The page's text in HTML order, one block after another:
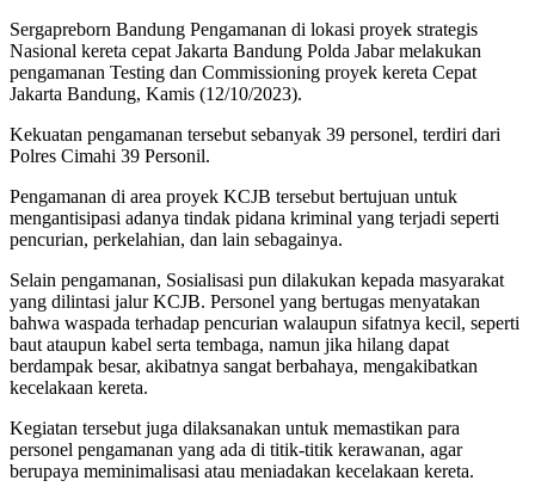
Sergapreborn Bandung Pengamanan di lokasi proyek strategis
Nasional kereta cepat Jakarta Bandung Polda Jabar melakukan
pengamanan Testing dan Commissioning proyek kereta Cepat
Jakarta Bandung, Kamis (12/10/2023).
Kekuatan pengamanan tersebut sebanyak 39 personel, terdiri dari
Polres Cimahi 39 Personil.
Pengamanan di area proyek KCJB tersebut bertujuan untuk
mengantisipasi adanya tindak pidana kriminal yang terjadi seperti
pencurian, perkelahian, dan lain sebagainya.
Selain pengamanan, Sosialisasi pun dilakukan kepada masyarakat
yang dilintasi jalur KCJB. Personel yang bertugas menyatakan
bahwa waspada terhadap pencurian walaupun sifatnya kecil, seperti
baut ataupun kabel serta tembaga, namun jika hilang dapat
berdampak besar, akibatnya sangat berbahaya, mengakibatkan
kecelakaan kereta.
Kegiatan tersebut juga dilaksanakan untuk memastikan para
personel pengamanan yang ada di titik-titik kerawanan, agar
berupaya meminimalisasi atau meniadakan kecelakaan kereta.